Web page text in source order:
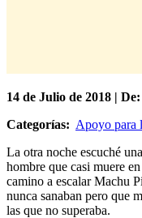
14 de Julio de 2018 | De:
Categorías: Apoyo para
La otra noche escuché
hombre que casi muere
camino a escalar Machu
nunca sanaban pero que
las que no superaba.